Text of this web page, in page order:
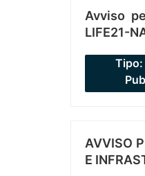
Avviso
LIFE21-
Tipo:
AVVISO
E